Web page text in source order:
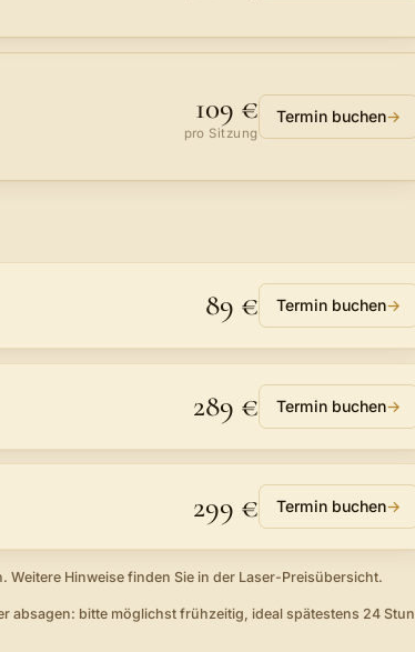
109 €
pro Sitzung
Termin buchen→
89 € Termin buchen→
289 € Termin buchen→
299 € Termin buchen→
Weitere Hinweise finden Sie in der Laser-Preisübersicht.
absagen: bitte möglichst frühzeitig, ideal spätestens 24